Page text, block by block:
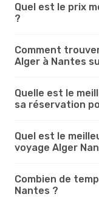
Quel est le prix
?
Comment
Alger à Nantes
Quelle est le
sa réservation
Quel est le
voyage Alger
Combien de
Nantes ?